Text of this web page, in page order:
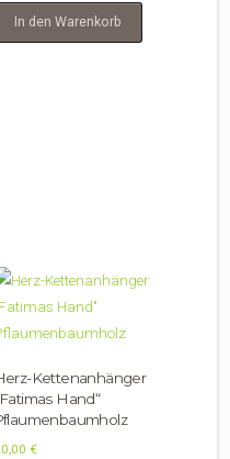
In den Warenkorb
Kettenanhänger
Hand“
€